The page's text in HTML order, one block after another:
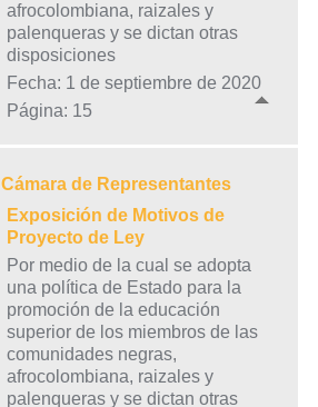
afrocolombiana, raizales y
palenqueras y se dictan otras
disposiciones
Fecha: 1 de septiembre de 2020
Página: 15
Cámara de Representantes
Exposición de Motivos de
Proyecto de Ley
Por medio de la cual se adopta
una política de Estado para la
promoción de la educación
superior de los miembros de las
comunidades negras,
afrocolombiana, raizales y
palenqueras y se dictan otras